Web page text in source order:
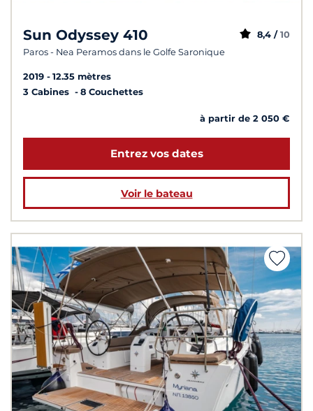
Sun Odyssey 410
Paros - Nea Peramos dans le Golfe Saronique
8,4 / 10
2019
12.35 mètres
3 Cabines
8 Couchettes
à partir de 2 050 €
Entrez vos dates
Voir le bateau